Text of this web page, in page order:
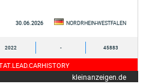
30.06.2026 NORDRHEIN-WESTFALEN
2022 - 45883
kleinanzeigen.de